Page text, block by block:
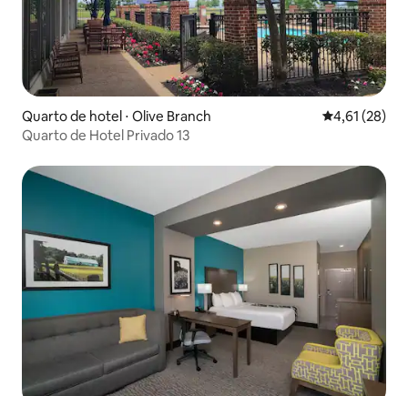
Quarto de hotel ⋅ Olive Branch 4,61 de uma
4,61 (28)
Quarto de Hotel Privado 13